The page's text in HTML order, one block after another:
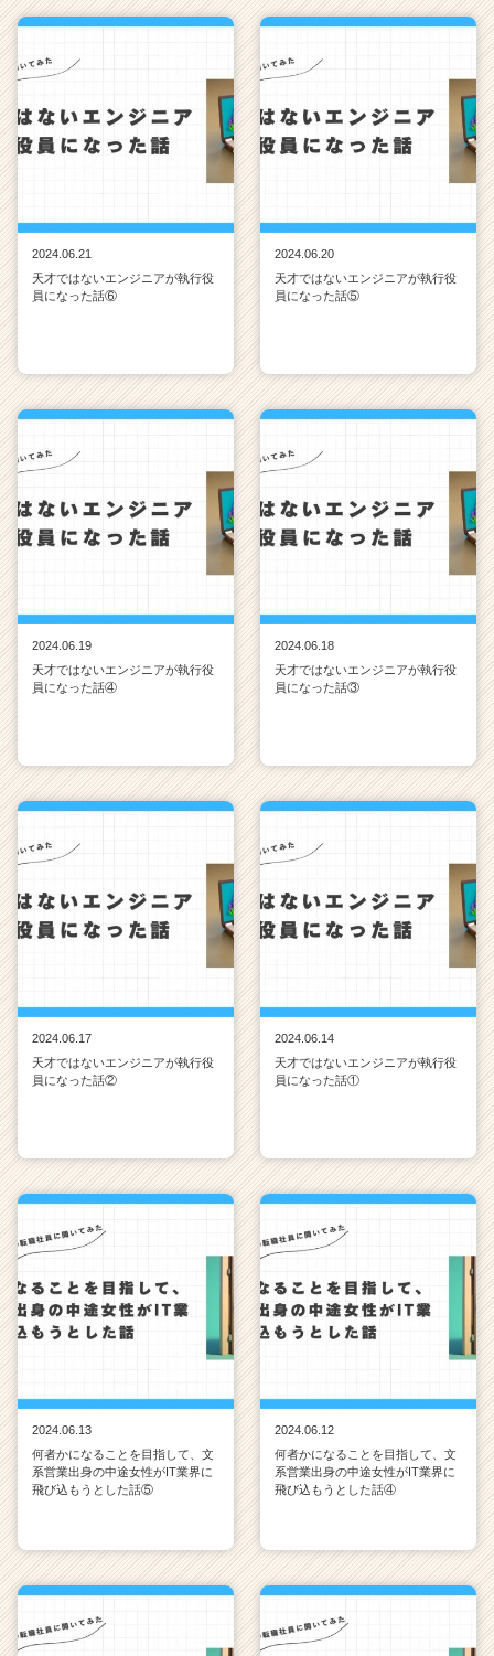
2024.06.21
天才ではないエンジニアが執行役
員になった話⑥
2024.06.20
天才ではないエンジニアが執行役
員になった話⑤
2024.06.19
天才ではないエンジニアが執行役
員になった話④
2024.06.18
天才ではないエンジニアが執行役
員になった話③
2024.06.17
天才ではないエンジニアが執行役
員になった話②
2024.06.14
天才ではないエンジニアが執行役
員になった話①
2024.06.13
何者かになることを目指して、文
系営業出身の中途女性がIT業界に
飛び込もうとした話⑤
2024.06.12
何者かになることを目指して、文
系営業出身の中途女性がIT業界に
飛び込もうとした話④